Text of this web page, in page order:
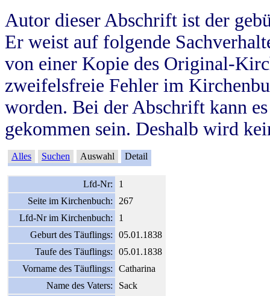
Autor dieser Abschrift ist der
Er weist auf folgende
von einer Kopie des Original-
zweifelsfreie Fehler im
worden. Bei der Abschrift kann
gekommen sein. Deshalb wird
Alles Suchen Auswahl Detail
Lfd-Nr:
1
Seite im Kirchenbuch:
267
Lfd-Nr im Kirchenbuch:
1
Geburt des Täuflings:
05.01.1838
Taufe des Täuflings:
05.01.1838
Vorname des Täuflings:
Catharina
Name des Vaters:
Sack